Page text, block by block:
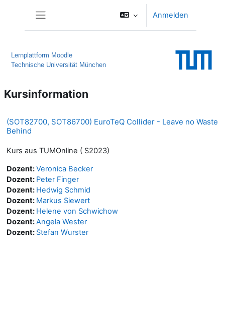
Anmelden
Lernplattform Moodle
Technische Universität München
Kursinformation
(SOT82700, SOT86700) EuroTeQ Collider - Leave no Waste
Behind
Kurs aus TUMOnline ( S2023)
Dozent:Veronica Becker
Dozent: Peter Finger
Dozent: Hedwig Schmid
Dozent: Markus Siewert
Dozent: Helene von Schwichow
Dozent:Angela Wester
Dozent: Stefan Wurster